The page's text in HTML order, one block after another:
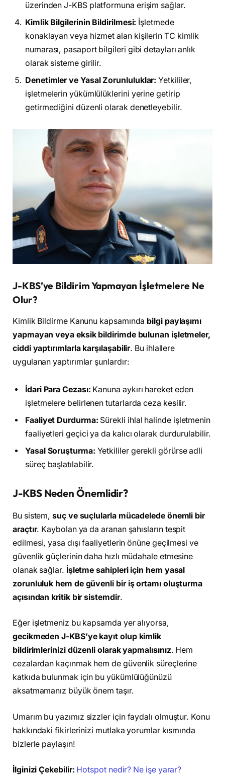
üzerinden J-KBS platformuna erişim sağlar.
Kimlik Bilgilerinin Bildirilmesi: İşletmede
konaklayan veya hizmet alan kişilerin TC kimlik
numarası, pasaport bilgileri gibi detayları anlık
olarak sisteme girilir.
Denetimler ve Yasal Zorunluluklar: Yetkililer,
işletmelerin yükümlülüklerini yerine getirip
getirmediğini düzenli olarak denetleyebilir.
J-KBS’ye Bildirim Yapmayan İşletmelere Ne
Olur?
Kimlik Bildirme Kanunu kapsamında bilgi paylaşımı
yapmayan veya eksik bildirimde bulunan işletmeler,
ciddi yaptırımlarla karşılaşabilir. Bu ihlallere
uygulanan yaptırımlar şunlardır:
İdari Para Cezası: Kanuna aykırı hareket eden
işletmelere belirlenen tutarlarda ceza kesilir.
Faaliyet Durdurma: Sürekli ihlal halinde işletmenin
faaliyetleri geçici ya da kalıcı olarak durdurulabilir.
Yasal Soruşturma: Yetkililer gerekli görürse adli
süreç başlatılabilir.
J-KBS Neden Önemlidir?
Bu sistem,suç ve suçlularla mücadelede önemli bir
araçtır. Kaybolan ya da aranan şahısların tespit
edilmesi, yasa dışı faaliyetlerin önüne geçilmesi ve
güvenlik güçlerinin daha hızlı müdahale etmesine
olanak sağlar. İşletme sahipleri için hem yasal
zorunluluk hem de güvenli bir iş ortamı oluşturma
açısından kritik bir sistemdir.
Eğer işletmeniz bu kapsamda yer alıyorsa,
gecikmeden J-KBS’ye kayıt olup kimlik
bildirimlerinizi düzenli olarak yapmalısınız. Hem
cezalardan kaçınmak hem de güvenlik süreçlerine
katkıda bulunmak için bu yükümlülüğünüzü
aksatmamanız büyük önem taşır.
Umarım bu yazımız sizzler için faydalı olmuştur. Konu
hakkındaki fikirlerinizi mutlaka yorumlar kısmında
bizlerle paylaşın!
İlginizi Çekebilir: Hotspot nedir? Ne işe yarar?